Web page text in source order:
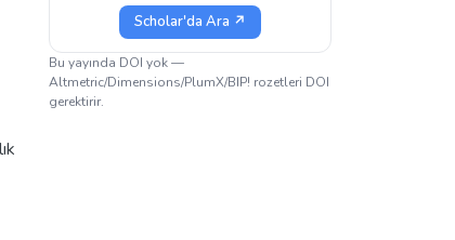
Scholar'da Ara ↗
Bu yayında DOI yok —
Altmetric/Dimensions/PlumX/BIP! rozetleri DOI
gerektirir.